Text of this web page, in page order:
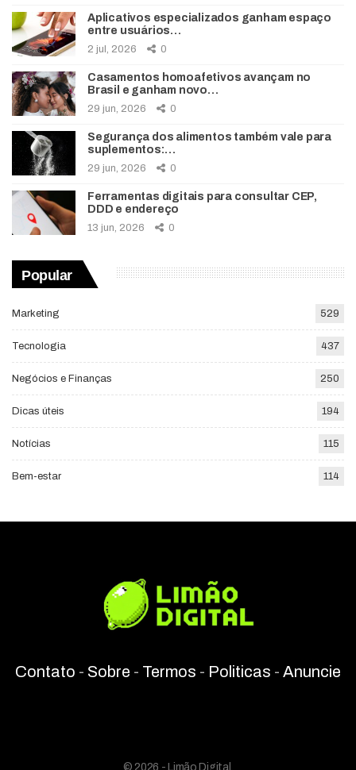
Aplicativos especializados ganham espaço
entre usuários…
2 jul, 2026 0
Casamentos homoafetivos avançam no
Brasil e ganham novo…
29 jun, 2026 0
Segurança dos alimentos também vale para
suplementos:…
29 jun, 2026 0
Ferramentas digitais para consultar CEP,
DDD e endereço
13 jun, 2026 0
Popular
Marketing 529
Tecnologia 437
Negócios e Finanças 250
Dicas úteis 194
Notícias 115
Bem-estar 114
Contato - Sobre - Termos - Politicas - Anuncie
© 2026 - Limão Digital.